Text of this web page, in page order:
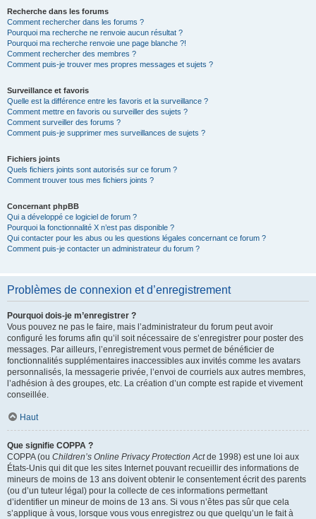
Recherche dans les forums
Comment rechercher dans les forums ?
Pourquoi ma recherche ne renvoie aucun résultat ?
Pourquoi ma recherche renvoie une page blanche ?!
Comment rechercher des membres ?
Comment puis-je trouver mes propres messages et sujets ?
Surveillance et favoris
Quelle est la différence entre les favoris et la surveillance ?
Comment mettre en favoris ou surveiller des sujets ?
Comment surveiller des forums ?
Comment puis-je supprimer mes surveillances de sujets ?
Fichiers joints
Quels fichiers joints sont autorisés sur ce forum ?
Comment trouver tous mes fichiers joints ?
Concernant phpBB
Qui a développé ce logiciel de forum ?
Pourquoi la fonctionnalité X n’est pas disponible ?
Qui contacter pour les abus ou les questions légales concernant ce forum ?
Comment puis-je contacter un administrateur du forum ?
Problèmes de connexion et d’enregistrement
Pourquoi dois-je m’enregistrer ?
Vous pouvez ne pas le faire, mais l’administrateur du forum peut avoir
configuré les forums afin qu’il soit nécessaire de s’enregistrer pour poster des
messages. Par ailleurs, l’enregistrement vous permet de bénéficier de
fonctionnalités supplémentaires inaccessibles aux invités comme les avatars
personnalisés, la messagerie privée, l’envoi de courriels aux autres membres,
l’adhésion à des groupes, etc. La création d’un compte est rapide et vivement
conseillée.
Haut
Que signifie COPPA ?
COPPA (ou Children’s Online Privacy Protection Actde 1998) est une loi aux
États-Unis qui dit que les sites Internet pouvant recueillir des informations de
mineurs de moins de 13 ans doivent obtenir le consentement écrit des parents
(ou d’un tuteur légal) pour la collecte de ces informations permettant
d’identifier un mineur de moins de 13 ans. Si vous n’êtes pas sûr que cela
s’applique à vous, lorsque vous vous enregistrez ou que quelqu’un le fait à